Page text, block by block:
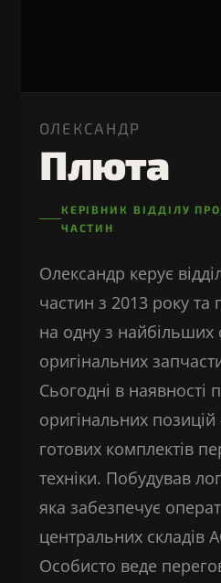
ОЛЕКСАНДР
Плюта
КЕРІВНИК ВІДДІЛУ
ЧАСТИН
Олександр керує
частин з 2013 року та
на одну з найбільших
оригінальних
Сьогодні в наявності
оригінальних
готових комплектів
техніки. Побудував
яка забезпечує
центральних складів
Особисто веде